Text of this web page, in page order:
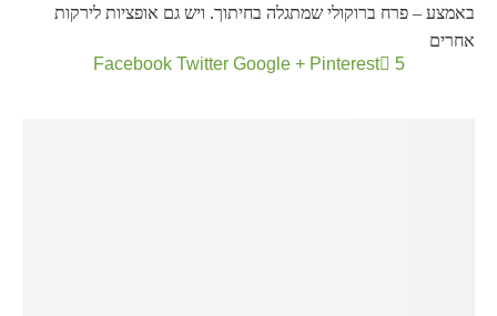
באמצע – פרח ברוקולי שמתגלה בחיתוך. ויש גם אופציות לירקות
אחרים
5
Facebook Twitter Google + Pinterest